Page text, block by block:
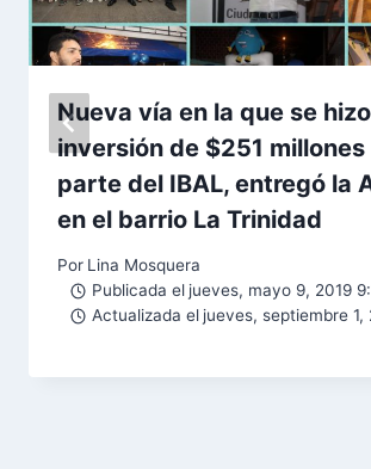
Nueva vía en la que se hizo
inversión de $251
parte del IBAL, entregó la
en el barrio La Trinidad
Por Lina Mosquera
Publicada el jueves, mayo 9, 2019
Actualizada el jueves, septiembre